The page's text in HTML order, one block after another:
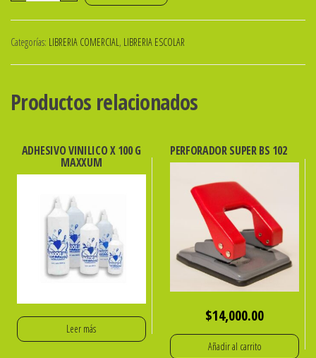
EN
ESTUCHE
cantidad
Categorías: LIBRERIA COMERCIAL , LIBRERIA ESCOLAR
Productos relacionados
ADHESIVO VINILICO X 100 G
MAXXUM
Leer más
PERFORADOR SUPER BS 102
$14,000.00
Añadir al carrito